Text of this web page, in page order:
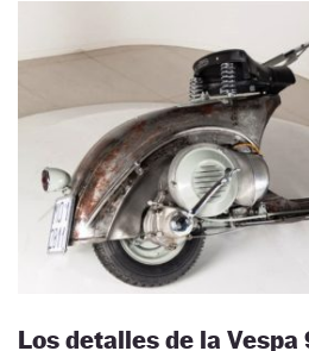
Los detalles de la Vespa